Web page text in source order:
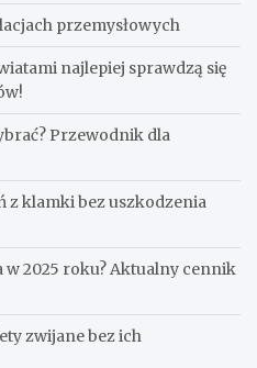
przemysłowych
najlepiej sprawdzą się
Przewodnik dla
z klamki bez uszkodzenia
2025 roku? Aktualny cennik
zwijane bez ich